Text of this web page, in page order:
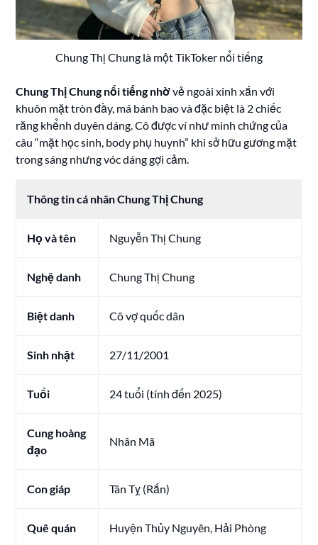
Chung Thị Chung là một TikToker nổi tiếng
Chung Thị Chung nổi tiếng nhờvẻ ngoài xinh xắn với
khuôn mặt tròn đầy, má bánh bao và đặc biệt là 2 chiếc
răng khểnh duyên dáng. Cô được ví như minh chứng của
câu “mặt học sinh, body phụ huynh” khi sở hữu gương mặt
trong sáng nhưng vóc dáng gợi cảm.
Thông tin cá nhân Chung Thị Chung
Họ và tên Nguyễn Thị Chung
Nghệ danh Chung Thị Chung
Biệt danh Cô vợ quốc dân
Sinh nhật 27/11/2001
Tuổi 24 tuổi (tính đến 2025)
Cung hoàng
đạo
Nhân Mã
Con giáp Tân Tỵ (Rắn)
Quê quán Huyện Thủy Nguyên, Hải Phòng